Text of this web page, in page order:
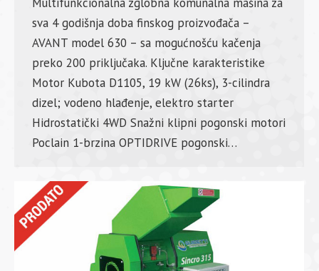
sva 4 godišnja doba finskog proizvođača –
AVANT model 630 – sa mogućnošću kačenja
preko 200 priključaka. Ključne karakteristike
Motor Kubota D1105, 19 kW (26ks), 3-cilindra
dizel; vodeno hlađenje, elektro starter
Hidrostatički 4WD Snažni klipni pogonski motori
Poclain 1-brzina OPTIDRIVE pogonski…